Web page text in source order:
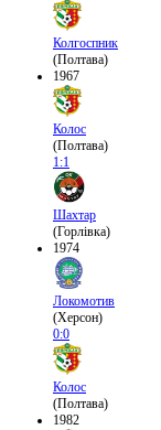
Колгоспник
(Полтава)
1967
Колос
(Полтава)
1:1
Шахтар
(Горлівка)
1974
Локомотив
(Херсон)
0:0
Колос
(Полтава)
1982